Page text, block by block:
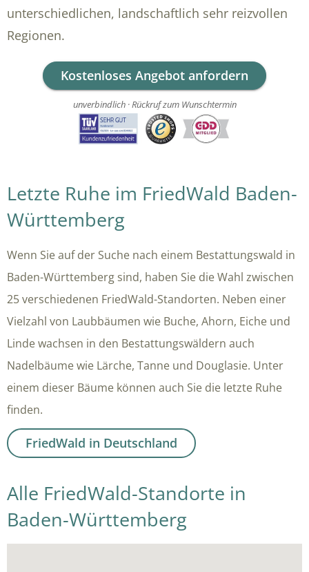
unterschiedlichen, landschaftlich sehr reizvollen
Regionen.
Kostenloses Angebot anfordern
unverbindlich · Rückruf zum Wunschtermin
Letzte Ruhe im FriedWald Baden-
Württemberg
Wenn Sie auf der Suche nach einem Bestattungswald in
Baden-Württemberg sind, haben Sie die Wahl zwischen
25 verschiedenen FriedWald-Standorten. Neben einer
Vielzahl von Laubbäumen wie Buche, Ahorn, Eiche und
Linde wachsen in den Bestattungswäldern auch
Nadelbäume wie Lärche, Tanne und Douglasie. Unter
einem dieser Bäume können auch Sie die letzte Ruhe
finden.
FriedWald in Deutschland
Alle FriedWald-Standorte in
Baden-Württemberg